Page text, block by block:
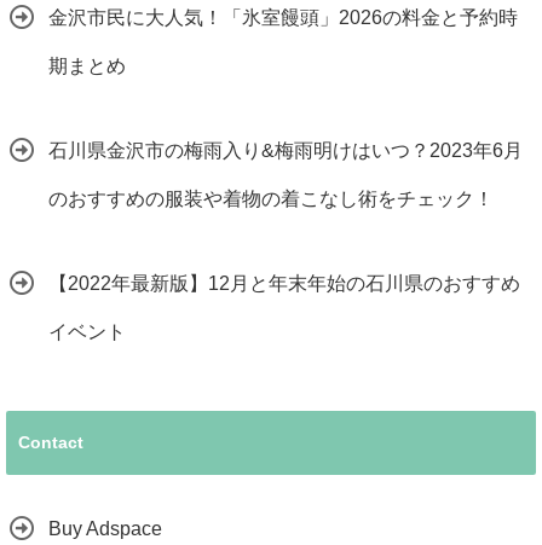
金沢市民に大人気！「氷室饅頭」2026の料金と予約時
期まとめ
石川県金沢市の梅雨入り&梅雨明けはいつ？2023年6月
のおすすめの服装や着物の着こなし術をチェック！
【2022年最新版】12月と年末年始の石川県のおすすめ
イベント
Contact
Buy Adspace